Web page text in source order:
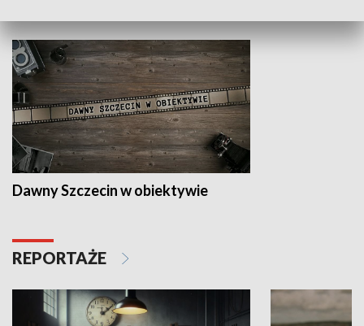
Dawny Szczecin w obiektywie
REPORTAŻE